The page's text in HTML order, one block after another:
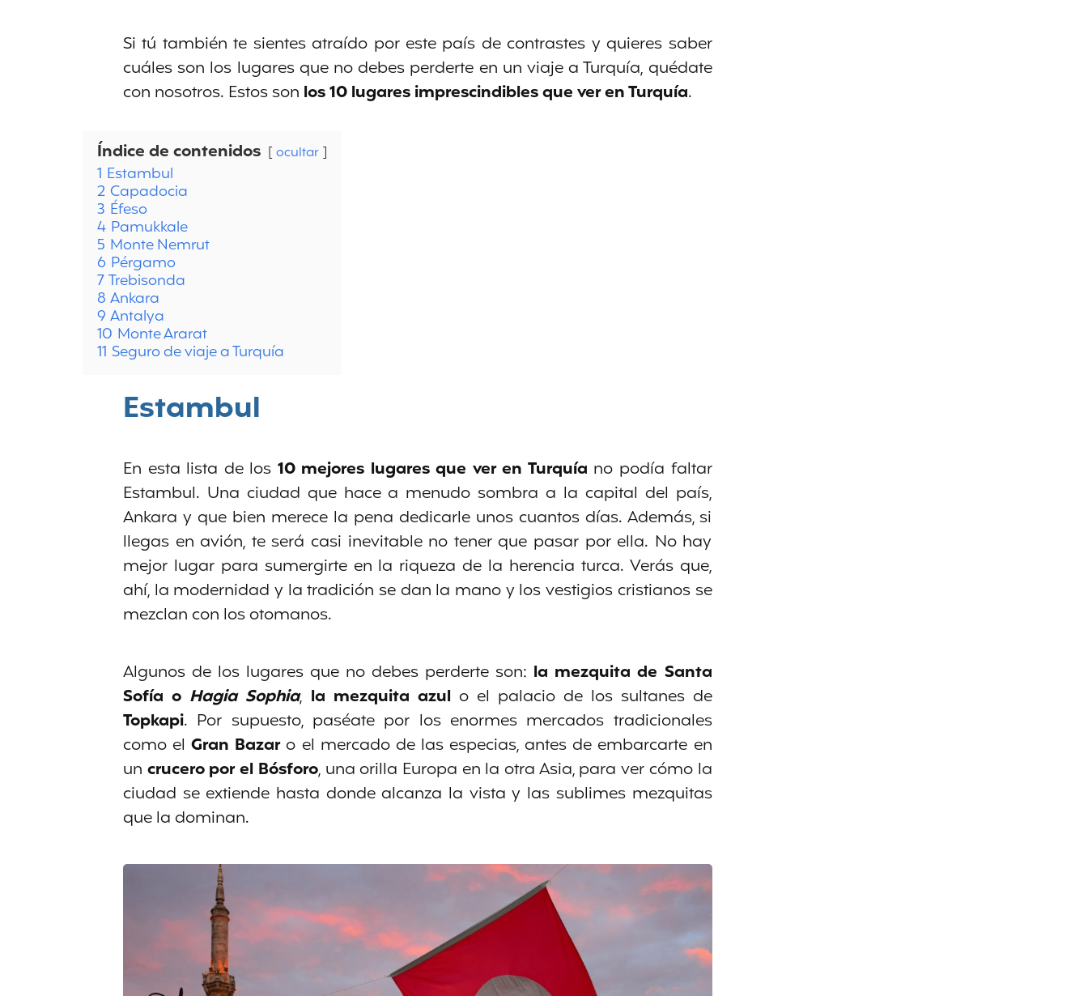
Si tú también te sientes atraído por este país de contrastes y quieres saber
cuáles son los lugares que no debes perderte en un viaje a Turquía, quédate
con nosotros. Estos son los 10 lugaresimprescindiblesque ver en Turquía.
Índice de contenidos ocultar
1 Estambul
2 Capadocia
3 Éfeso
4 Pamukkale
5 Monte Nemrut
6 Pérgamo
7Trebisonda
8 Ankara
9 Antalya
10 Monte Ararat
11 Seguro de viaje a Turquía
Estambul
En esta lista de los 10 mejores lugares que ver en Turquía no podía faltar
Estambul. Una ciudad que hace a menudo sombra a la capital del país,
Ankara y que bien merece la pena dedicarle unos cuantos días. Además, si
llegas en avión, te será casi inevitable no tener que pasar por ella. No hay
mejor lugar para sumergirte en la riqueza de la herencia turca. Verás que,
ahí, la modernidad y la tradición se dan la mano y los vestigios cristianos se
mezclan con los otomanos.
Algunos de los lugares que no debes perderte son: la mezquita de Santa
Sofía o Hagia Sophia, la mezquita azulo el palacio de los sultanes de
Topkapi. Por supuesto, paséate por los enormes mercados tradicionales
como elGran Bazaro el mercado de las especias, antes de embarcarte en
un crucero por el Bósforo, una orilla Europa en la otra Asia, para ver cómo la
ciudad se extiende hasta donde alcanza la vista y las sublimes mezquitas
que la dominan.